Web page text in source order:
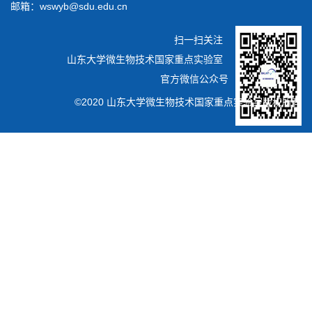
邮箱：wswyb@sdu.edu.cn
扫一扫关注
山东大学微生物技术国家重点实验室
官方微信公众号
©2020 山东大学微生物技术国家重点实验室版权所有